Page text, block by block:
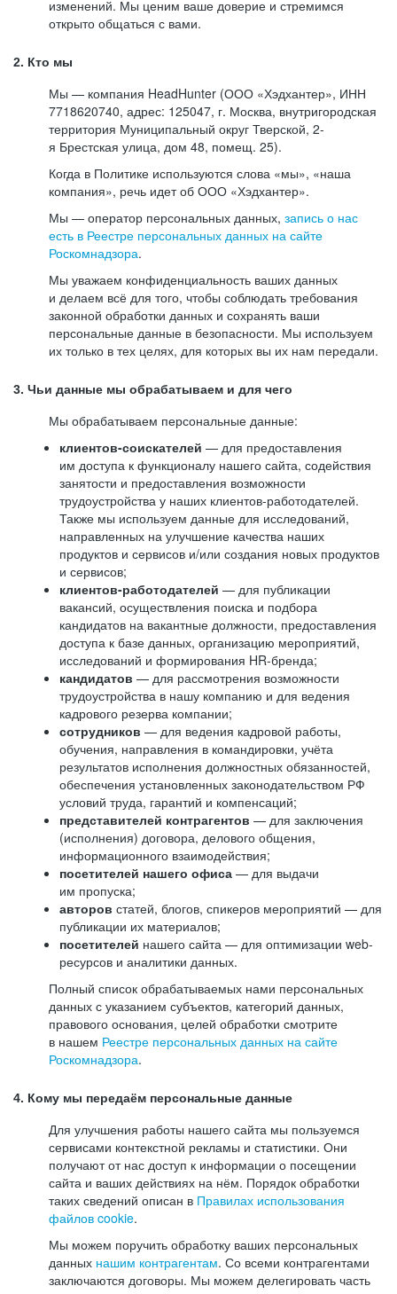
изменений. Мы ценим ваше доверие и стремимся
открыто общаться с вами.
2. Кто мы
Мы — компания HeadHunter (ООО «Хэдхантер», ИНН
7718620740, адрес: 125047, г. Москва, внутригородская
территория Муниципальный округ Тверской, 2-
я Брестская улица, дом 48, помещ. 25).
Когда в Политике используются слова «мы», «наша
компания», речь идет об ООО «Хэдхантер».
Мы — оператор персональных данных, запись о нас
есть в Реестре персональных данных на сайте
Роскомнадзора.
Мы уважаем конфиденциальность ваших данных
и делаем всё для того, чтобы соблюдать требования
законной обработки данных и сохранять ваши
персональные данные в безопасности. Мы используем
их только в тех целях, для которых вы их нам передали.
3. Чьи данные мы обрабатываем и для чего
Мы обрабатываем персональные данные:
клиентов-соискателей — для предоставления
им доступа к функционалу нашего сайта, содействия
занятости и предоставления возможности
трудоустройства у наших клиентов-работодателей.
Также мы используем данные для исследований,
направленных на улучшение качества наших
продуктов и сервисов и/или создания новых продуктов
и сервисов;
клиентов-работодателей — для публикации
вакансий, осуществления поиска и подбора
кандидатов на вакантные должности, предоставления
доступа к базе данных, организацию мероприятий,
исследований и формирования HR-бренда;
кандидатов — для рассмотрения возможности
трудоустройства в нашу компанию и для ведения
кадрового резерва компании;
сотрудников — для ведения кадровой работы,
обучения, направления в командировки, учёта
результатов исполнения должностных обязанностей,
обеспечения установленных законодательством РФ
условий труда, гарантий и компенсаций;
представителей контрагентов — для заключения
(исполнения) договора, делового общения,
информационного взаимодействия;
посетителей нашего офиса — для выдачи
им пропуска;
авторов статей, блогов, спикеров мероприятий — для
публикации их материалов;
посетителей нашего сайта — для оптимизации web-
ресурсов и аналитики данных.
Полный список обрабатываемых нами персональных
данных с указанием субъектов, категорий данных,
правового основания, целей обработки смотрите
в нашем Реестре персональных данных на сайте
Роскомнадзора.
4. Кому мы передаём персональные данные
Для улучшения работы нашего сайта мы пользуемся
сервисами контекстной рекламы и статистики. Они
получают от нас доступ к информации о посещении
сайта и ваших действиях на нём. Порядок обработки
таких сведений описан в Правилах использования
файлов cookie.
Мы можем поручить обработку ваших персональных
данных нашим контрагентам. Со всеми контрагентами
заключаются договоры. Мы можем делегировать часть